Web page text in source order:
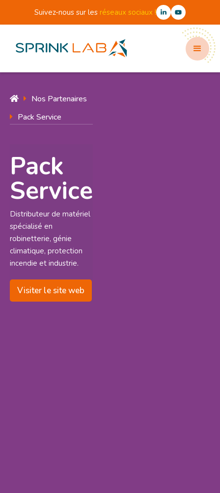
Suivez-nous sur les réseaux sociaux !
  Nos Partenaires
 Pack Service
Pack
Service
Distributeur de matériel
spécialisé en
robinetterie, génie
climatique, protection
incendie et industrie.
Visiter le site web